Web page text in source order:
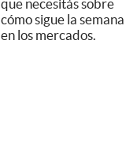
que necesitás sobre
cómo sigue la semana
en los mercados.